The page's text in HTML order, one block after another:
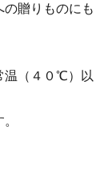
贈りものにも
温（４０℃）以